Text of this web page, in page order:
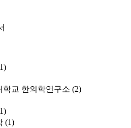
학교 한의학연구소 (2)
(1)